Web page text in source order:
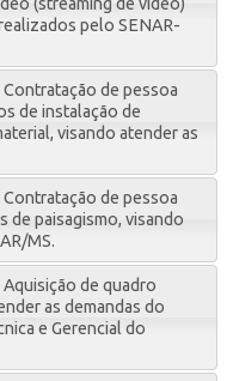
pelo SENAR-
de pessoa
de instalação de
visando atender as
de pessoa
de paisagismo, visando
MS.
de quadro
as demandas do
e Gerencial do